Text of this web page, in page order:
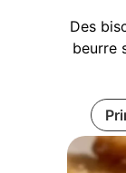
Des
beurre